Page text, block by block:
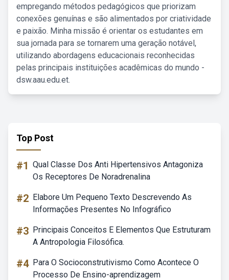
empregando métodos pedagógicos que priorizam
conexões genuínas e são alimentados por criatividade
e paixão. Minha missão é orientar os estudantes em
sua jornada para se tornarem uma geração notável,
utilizando abordagens educacionais reconhecidas
pelas principais instituições acadêmicas do mundo -
dsw.aau.edu.et.
Top Post
#1 Qual Classe Dos Anti Hipertensivos Antagoniza
Os Receptores De Noradrenalina
#2 Elabore Um Pequeno Texto Descrevendo As
Informações Presentes No Infográfico
#3 Principais Conceitos E Elementos Que Estruturam
A Antropologia Filosófica.
#4 Para O Socioconstrutivismo Como Acontece O
Processo De Ensino-aprendizagem